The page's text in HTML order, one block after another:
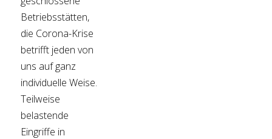
Betriebsstätten,
die Corona-Krise
betrifft jeden von
uns auf ganz
individuelle Weise.
Teilweise
belastende
Eingriffe in